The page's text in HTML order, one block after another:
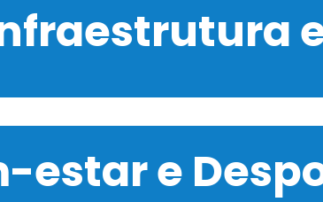
estar e